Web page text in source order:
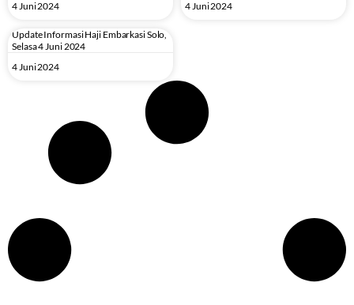
4 Juni 2024
4 Juni 2024
Update Informasi Haji Embarkasi Solo,
Selasa 4 Juni 2024
4 Juni 2024